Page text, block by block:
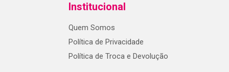
Institucional
Quem Somos
Política de Privacidade
Política de Troca e Devolução